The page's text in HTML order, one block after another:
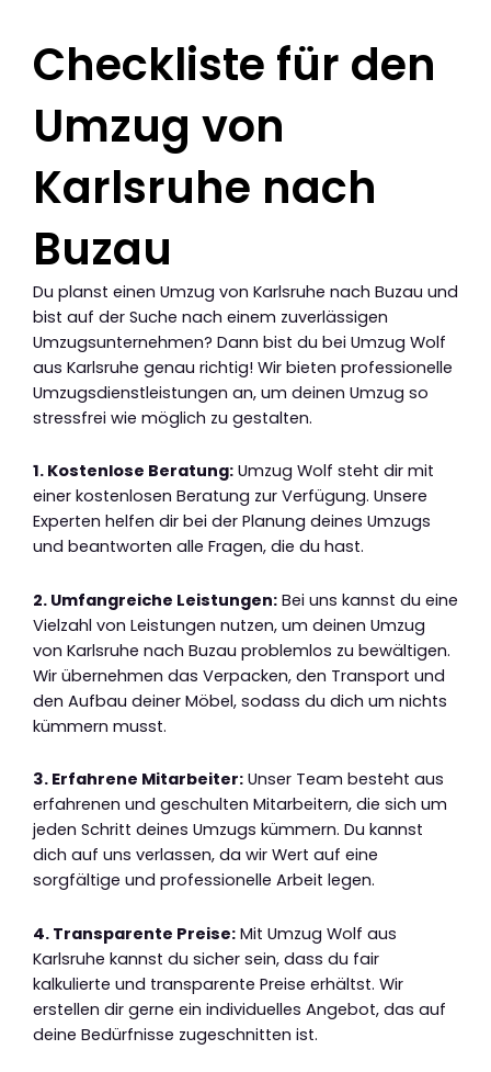
Checkliste für den
Umzug von
Karlsruhe nach
Buzau
Du planst einen Umzug von Karlsruhe nach Buzau und
bist auf der Suche nach einem zuverlässigen
Umzugsunternehmen? Dann bist du bei Umzug Wolf
aus Karlsruhe genau richtig! Wir bieten professionelle
Umzugsdienstleistungen an, um deinen Umzug so
stressfrei wie möglich zu gestalten.
1. Kostenlose Beratung: Umzug Wolf steht dir mit
einer kostenlosen Beratung zur Verfügung. Unsere
Experten helfen dir bei der Planung deines Umzugs
und beantworten alle Fragen, die du hast.
2. Umfangreiche Leistungen: Bei uns kannst du eine
Vielzahl von Leistungen nutzen, um deinen Umzug
von Karlsruhe nach Buzau problemlos zu bewältigen.
Wir übernehmen das Verpacken, den Transport und
den Aufbau deiner Möbel, sodass du dich um nichts
kümmern musst.
3. Erfahrene Mitarbeiter: Unser Team besteht aus
erfahrenen und geschulten Mitarbeitern, die sich um
jeden Schritt deines Umzugs kümmern. Du kannst
dich auf uns verlassen, da wir Wert auf eine
sorgfältige und professionelle Arbeit legen.
4. Transparente Preise: Mit Umzug Wolf aus
Karlsruhe kannst du sicher sein, dass du fair
kalkulierte und transparente Preise erhältst. Wir
erstellen dir gerne ein individuelles Angebot, das auf
deine Bedürfnisse zugeschnitten ist.